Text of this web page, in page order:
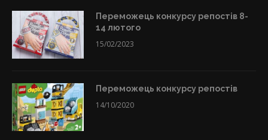
Переможець конкурсу репостів 8-
14 лютого
15/02/2023
Переможець конкурсу репостів
14/10/2020